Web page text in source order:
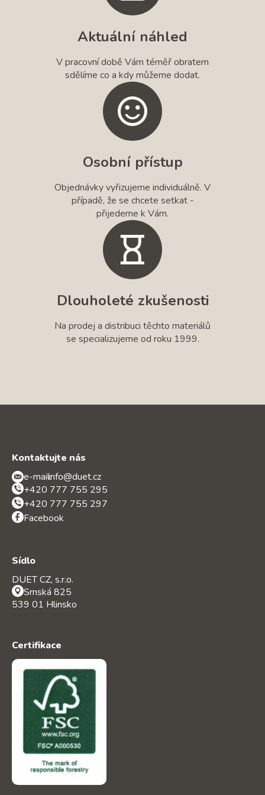
Aktuální náhled
V pracovní době Vám téměř obratem
sdělíme co a kdy můžeme dodat.
Osobní přístup
Objednávky vyřizujeme individuálně. V
případě, že se chcete setkat -
přijedeme k Vám.
Dlouholeté zkušenosti
Na prodej a distribuci těchto materiálů
se specializujeme od roku 1999.
Kontaktujte nás
e-mail:info@duet.cz
+420 777 755 295
+420 777 755 297
Facebook
Sídlo
DUET CZ, s.r.o.
Srnská 825
539 01 Hlinsko
Certifikace